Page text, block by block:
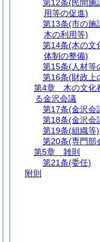
第12条(民間施
用等の促進)
第13条(市の施
木の利用等)
第14条(木の文
体制の整備)
第15条(人材等
第16条(財政上
第4章
木の文化
る金沢会議
第17条(金沢会
第18条(金沢会
第19条(組織等)
第20条(専門部
第5章
雑則
第21条(委任)
附則